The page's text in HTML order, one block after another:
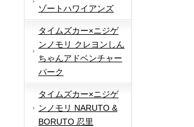
ゾートハワイアンズ
タイムズカー×ニジゲ
ンノモリ クレヨンしん
ちゃんアドベンチャー
パーク
タイムズカー×ニジゲ
ンノモリ NARUTO &
BORUTO 忍里